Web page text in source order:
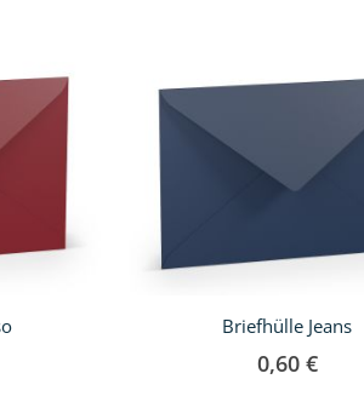
Briefhülle Jeans
0,60 €